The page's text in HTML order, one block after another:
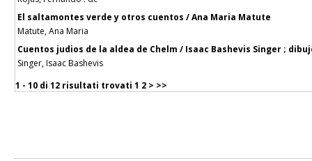
El saltamontes verde y otros cuentos / Ana Maria Matute
Matute, Ana Maria
Cuentos judios de la aldea de Chelm / Isaac Bashevis Singer ;
Singer, Isaac Bashevis
1 - 10 di 12 risultati trovati 1 2 > >>